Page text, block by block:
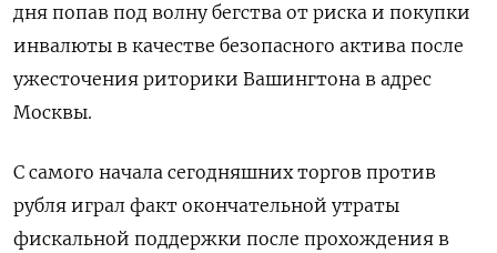
дня попав под волну бегства от риска и покупки
инвалюты в качестве безопасного актива после
ужесточения риторики Вашингтона в адрес
Москвы.
С самого начала сегодняшних торгов против
рубля играл факт окончательной утраты
фискальной поддержки после прохождения в